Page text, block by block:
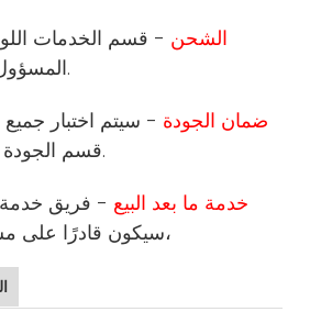
6 الشحن - قسم الخدمات
المسؤول عن ترتيب الشحن.
7 ضمان الجودة - سيتم اختبار
قسم الجودة قبل مغادرة المصنع.
8 خدمة ما بعد البيع - فريق خدمة
سيكون قادرًا على مساعدتك في أسئلتك،